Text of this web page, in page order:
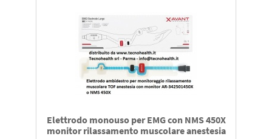
Elettrodo monouso per EMG con NMS 450X
monitor rilassamento muscolare anestesia